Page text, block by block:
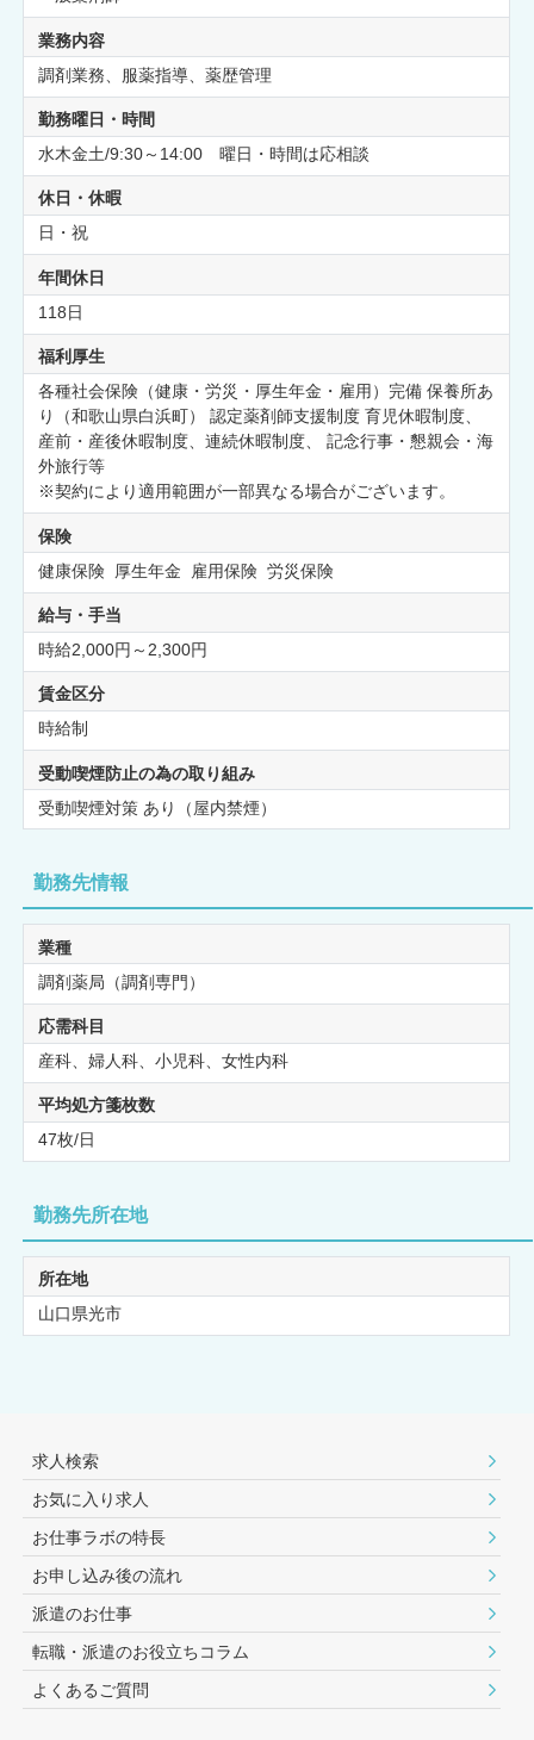
業務内容
調剤業務、服薬指導、薬歴管理
勤務曜日・時間
水木金土/9:30～14:00 曜日・時間は応相談
休日・休暇
日・祝
年間休日
118日
福利厚生
各種社会保険（健康・労災・厚生年金・雇用）完備 保養所あ
り（和歌山県白浜町） 認定薬剤師支援制度 育児休暇制度、
産前・産後休暇制度、連続休暇制度、 記念行事・懇親会・海
外旅行等
※契約により適用範囲が一部異なる場合がございます。
保険
健康保険 厚生年金 雇用保険 労災保険
給与・手当
時給2,000円～2,300円
賃金区分
時給制
受動喫煙防止の為の取り組み
受動喫煙対策 あり（屋内禁煙）
勤務先情報
業種
調剤薬局（調剤専門）
応需科目
産科、婦人科、小児科、女性内科
平均処方箋枚数
47枚/日
勤務先所在地
所在地
山口県光市
求人検索
お気に入り求人
お仕事ラボの特長
お申し込み後の流れ
派遣のお仕事
転職・派遣のお役⽴ちコラム
よくあるご質問